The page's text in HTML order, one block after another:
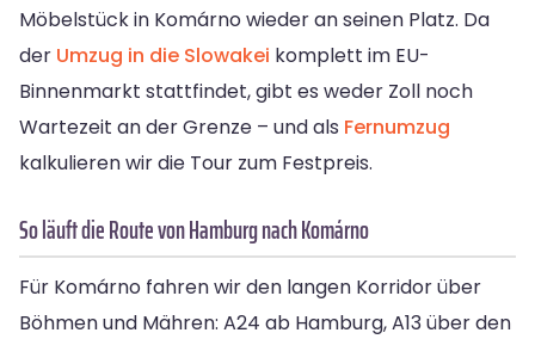
Möbelstück in Komárno wieder an seinen Platz. Da
der Umzug in die Slowakei komplett im EU-
Binnenmarkt stattfindet, gibt es weder Zoll noch
Wartezeit an der Grenze – und als Fernumzug
kalkulieren wir die Tour zum Festpreis.
So läuft die Route von Hamburg nach Komárno
Für Komárno fahren wir den langen Korridor über
Böhmen und Mähren: A24 ab Hamburg, A13 über den